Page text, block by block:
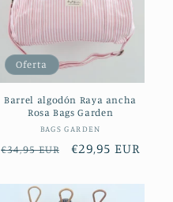
Oferta
Barrel algodón Raya ancha
Rosa Bags Garden
Proveedor:
BAGS GARDEN
Precio
€34,95 EUR
Precio
oferta
€29,95 EUR